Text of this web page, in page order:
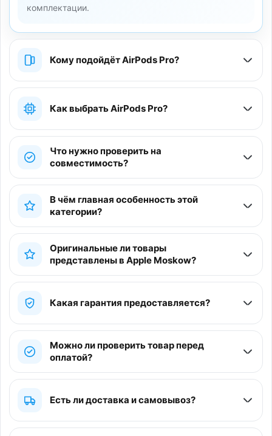
комплектации.
Кому подойдёт AirPods Pro?
Как выбрать AirPods Pro?
Что нужно проверить на
совместимость?
В чём главная особенность этой
категории?
Оригинальные ли товары
представлены в Apple Moskow?
Какая гарантия предоставляется?
Можно ли проверить товар перед
оплатой?
Есть ли доставка и самовывоз?